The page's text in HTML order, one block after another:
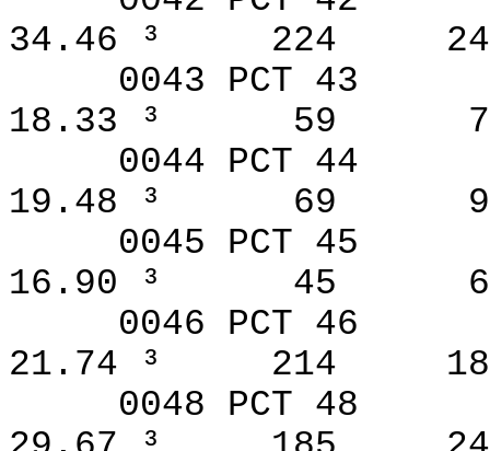
34.46 ³
224
0043 PCT 43
18.33 ³
59
0044 PCT 44
19.48 ³
69
0045 PCT 45
16.90 ³
45
0046 PCT 46
21.74 ³
214
0048 PCT 48